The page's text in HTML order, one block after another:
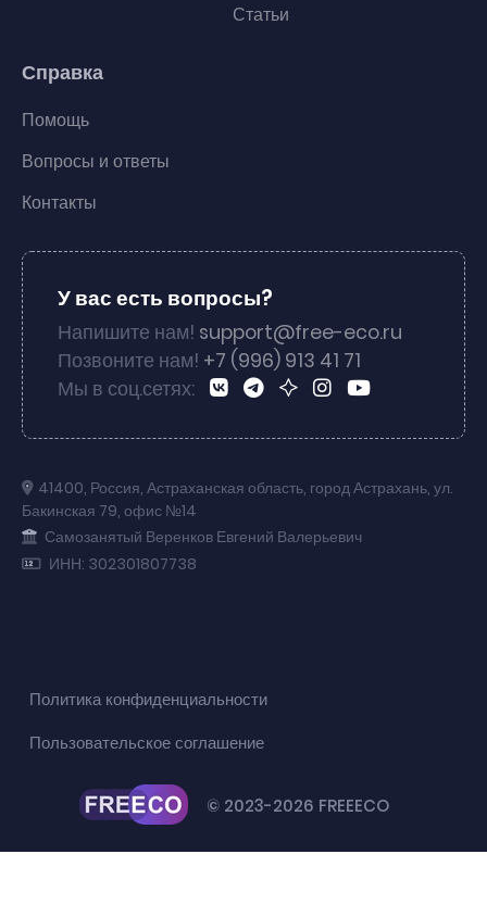
Статьи
Справка
Помощь
Вопросы и ответы
Контакты
У вас есть вопросы?
Напишите нам! support@free-eco.ru
Позвоните нам! +7 (996) 913 41 71
Мы в соц.сетях:
41400, Россия, Астраханская область, город Астрахань, ул.
Бакинская 79, офис №14
Самозанятый Веренков Евгений Валерьевич
ИНН: 302301807738
© 2023-2026 FREEECO
Политика конфиденциальности
Пользовательское соглашение